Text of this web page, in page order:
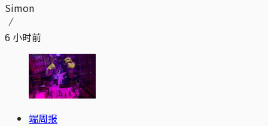
Simon
6 小时前
端周报